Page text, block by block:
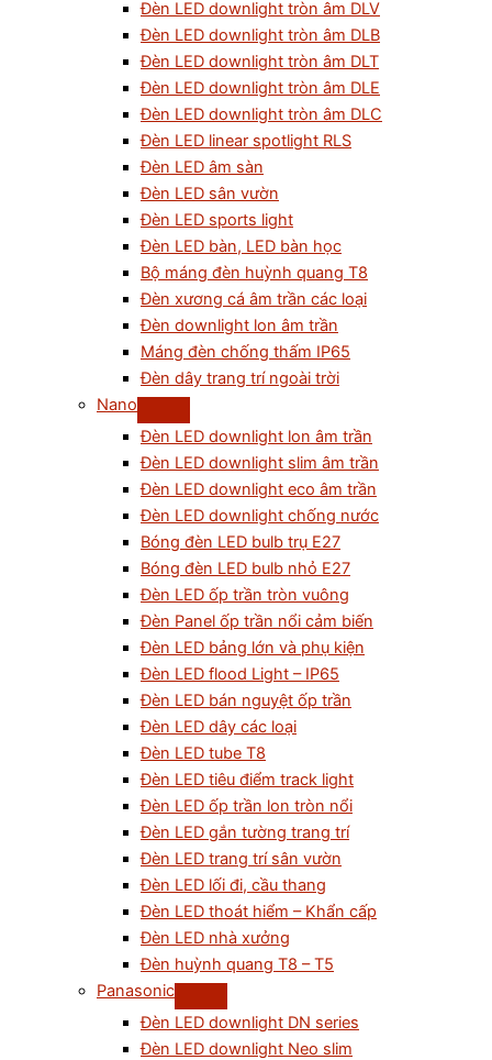
Đèn LED downlight tròn âm DLV
Đèn LED downlight tròn âm DLB
Đèn LED downlight tròn âm DLT
Đèn LED downlight tròn âm DLE
Đèn LED downlight tròn âm DLC
Đèn LED linear spotlight RLS
Đèn LED âm sàn
Đèn LED sân vườn
Đèn LED sports light
Đèn LED bàn, LED bàn học
Bộ máng đèn huỳnh quang T8
Đèn xương cá âm trần các loại
Đèn downlight lon âm trần
Máng đèn chống thấm IP65
Đèn dây trang trí ngoài trời
Nano
Đèn LED downlight lon âm trần
Đèn LED downlight slim âm trần
Đèn LED downlight eco âm trần
Đèn LED downlight chống nước
Bóng đèn LED bulb trụ E27
Bóng đèn LED bulb nhỏ E27
Đèn LED ốp trần tròn vuông
Đèn Panel ốp trần nổi cảm biến
Đèn LED bảng lớn và phụ kiện
Đèn LED flood Light – IP65
Đèn LED bán nguyệt ốp trần
Đèn LED dây các loại
Đèn LED tube T8
Đèn LED tiêu điểm track light
Đèn LED ốp trần lon tròn nổi
Đèn LED gắn tường trang trí
Đèn LED trang trí sân vườn
Đèn LED lối đi, cầu thang
Đèn LED thoát hiểm – Khẩn cấp
Đèn LED nhà xưởng
Đèn huỳnh quang T8 – T5
Panasonic
Đèn LED downlight DN series
Đèn LED downlight Neo slim